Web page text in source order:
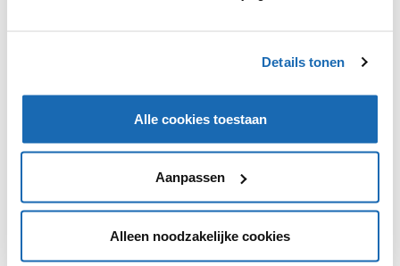
Details tonen
Alle cookies toestaan
Aanpassen
Alleen noodzakelijke cookies